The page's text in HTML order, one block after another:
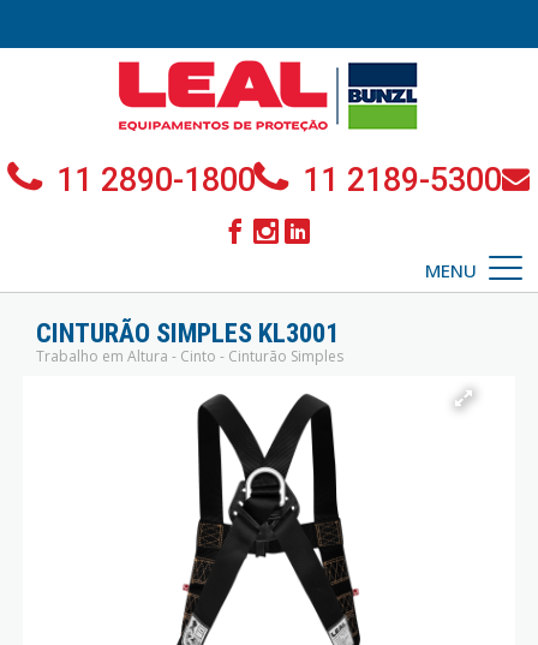
11 2890-1800 11 2189-5300
MENU
CINTURÃO SIMPLES KL3001
Trabalho em Altura - Cinto - Cinturão Simples